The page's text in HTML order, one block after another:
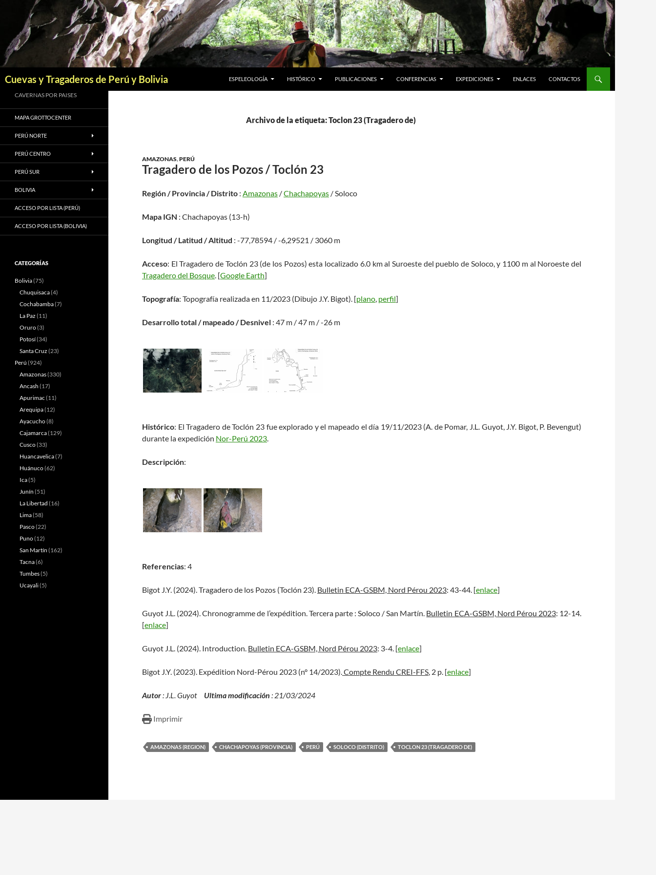
contenido
Cuevas y Tragaderos de Perú y Bolivia ESPELEOLOGÍA HISTÓRICO PUBLICACIONES CONFERENCIAS EXPEDICIONES ENLACES CONTACTOS
Archivo de la etiqueta: Toclon 23 (Tragadero de)
AMAZONAS,PERÚ
Tragadero de los Pozos / Toclón 23
Región / Provincia / Distrito : Amazonas /Chachapoyas / Soloco
Mapa IGN : Chachapoyas (13-h)
Longitud / Latitud / Altitud : -77,78594 / -6,29521 / 3060 m
Acceso: El Tragadero de Toclón 23 (de los Pozos) esta localizado 6.0 km al Suroeste del pueblo de Soloco, y 1100 m al Noroeste del
Tragadero del Bosque. [Google Earth]
Topografía: Topografía realizada en 11/2023 (Dibujo J.Y. Bigot). [plano, perfil]
Desarrollo total / mapeado / Desnivel : 47 m / 47 m / -26 m
Histórico: El Tragadero de Toclón 23 fue explorado y el mapeado el día 19/11/2023 (A. de Pomar, J.L. Guyot, J.Y. Bigot, P. Bevengut)
durante la expedición Nor-Perú 2023.
Descripción:
Referencias: 4
Bigot J.Y. (2024). Tragadero de los Pozos (Toclón 23). Bulletin ECA-GSBM, Nord Pérou 2023: 43-44. [enlace]
Guyot J.L. (2024). Chronogramme de l’expédition. Tercera parte : Soloco / San Martín. Bulletin ECA-GSBM, Nord Pérou 2023: 12-14.
[enlace]
Guyot J.L. (2024). Introduction. Bulletin ECA-GSBM, Nord Pérou 2023: 3-4. [enlace]
Bigot J.Y. (2023). Expédition Nord-Pérou 2023 (n° 14/2023).Compte Rendu CREI-FFS, 2 p. [enlace]
Autor: J.L. Guyot Ultima modificación : 21/03/2024
Imprimir
AMAZONAS (REGION) CHACHAPOYAS (PROVINCIA) PERÚ SOLOCO (DISTRITO) TOCLON 23 (TRAGADERO DE)
CAVERNAS POR PAISES
MAPA GROTTOCENTER
PERÚ NORTE
PERÚ CENTRO
PERÚ SUR
BOLIVIA
ACCESO POR LISTA (PERÚ)
ACCESO POR LISTA (BOLIVIA)
CATEGORÍAS
Bolivia(75)
Chuquisaca(4)
Cochabamba(7)
La Paz (11)
Oruro(3)
Potosí(34)
Santa Cruz (23)
Perú (924)
Amazonas(330)
Ancash (17)
Apurimac (11)
Arequipa(12)
Ayacucho(8)
Cajamarca(129)
Cusco(33)
Huancavelica(7)
Huánuco(62)
Ica(5)
Junín (51)
La Libertad (16)
Lima(58)
Pasco(22)
Puno(12)
San Martín (162)
Tacna(6)
Tumbes(5)
Ucayali(5)